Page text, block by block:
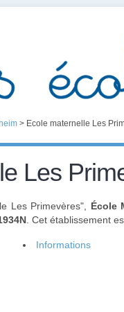
> Ecole maternelle Les
Les
Les Primevères", École
. Cet établissement
Informations